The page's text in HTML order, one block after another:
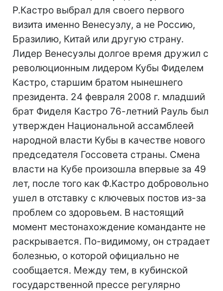
Р.Кастро выбрал для своего первого
визита именно Венесуэлу, а не Россию,
Бразилию, Китай или другую страну.
Лидер Венесуэлы долгое время дружил с
революционным лидером Кубы Фиделем
Кастро, старшим братом нынешнего
президента. 24 февраля 2008 г. младший
брат Фиделя Кастро 76-летний Рауль был
утвержден Национальной ассамблеей
народной власти Кубы в качестве нового
председателя Госсовета страны. Смена
власти на Кубе произошла впервые за 49
лет, после того как Ф.Кастро добровольно
ушел в отставку с ключевых постов из-за
проблем со здоровьем. В настоящий
момент местонахождение команданте не
раскрывается. По-видимому, он страдает
болезнью, о которой официально не
сообщается. Между тем, в кубинской
государственной прессе регулярно